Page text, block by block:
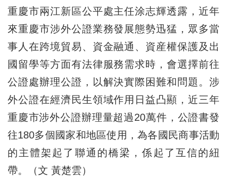
重慶市兩江新區公平處主任涂志輝透露，近年
來重慶市涉外公證業務發展態勢迅猛，眾多當
事人在跨境貿易、資金融通、資産權保護及出
國留學等方面有法律服務需求時，會選擇前往
公證處辦理公證，以解決實際困難和問題。涉
外公證在經濟民生領域作用日益凸顯，近三年
重慶市涉外公證辦理量超過20萬件，公證書發
往180多個國家和地區使用，為各國民商事活動
的主體架起了聯通的橋梁，係起了互信的紐
帶。（文 黃楚雲）